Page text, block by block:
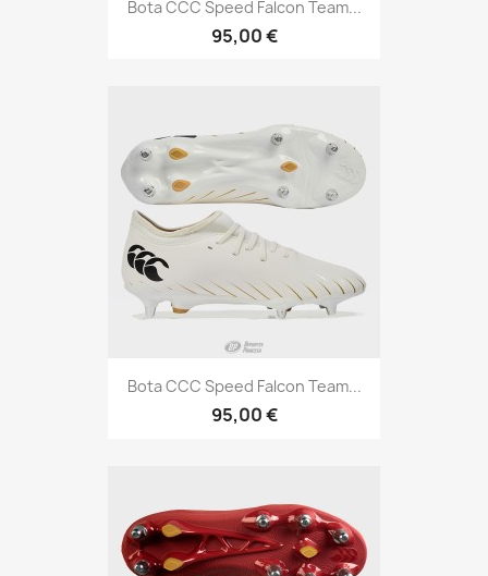
Bota CCC Speed Falcon Team...
95,00 €
Bota CCC Speed Falcon Team...
95,00 €